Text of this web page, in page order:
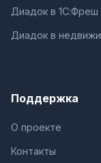
Диадок в 1С:Фреш
Диадок в
Поддержка
О проекте
Контакты